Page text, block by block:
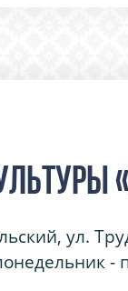
ул.
-